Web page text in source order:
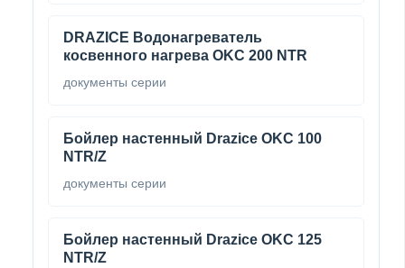
DRAZICE Водонагреватель
косвенного нагрева OKC 200 NTR
документы серии
Бойлер настенный Drazice OKC 100
NTR/Z
документы серии
Бойлер настенный Drazice OKC 125
NTR/Z